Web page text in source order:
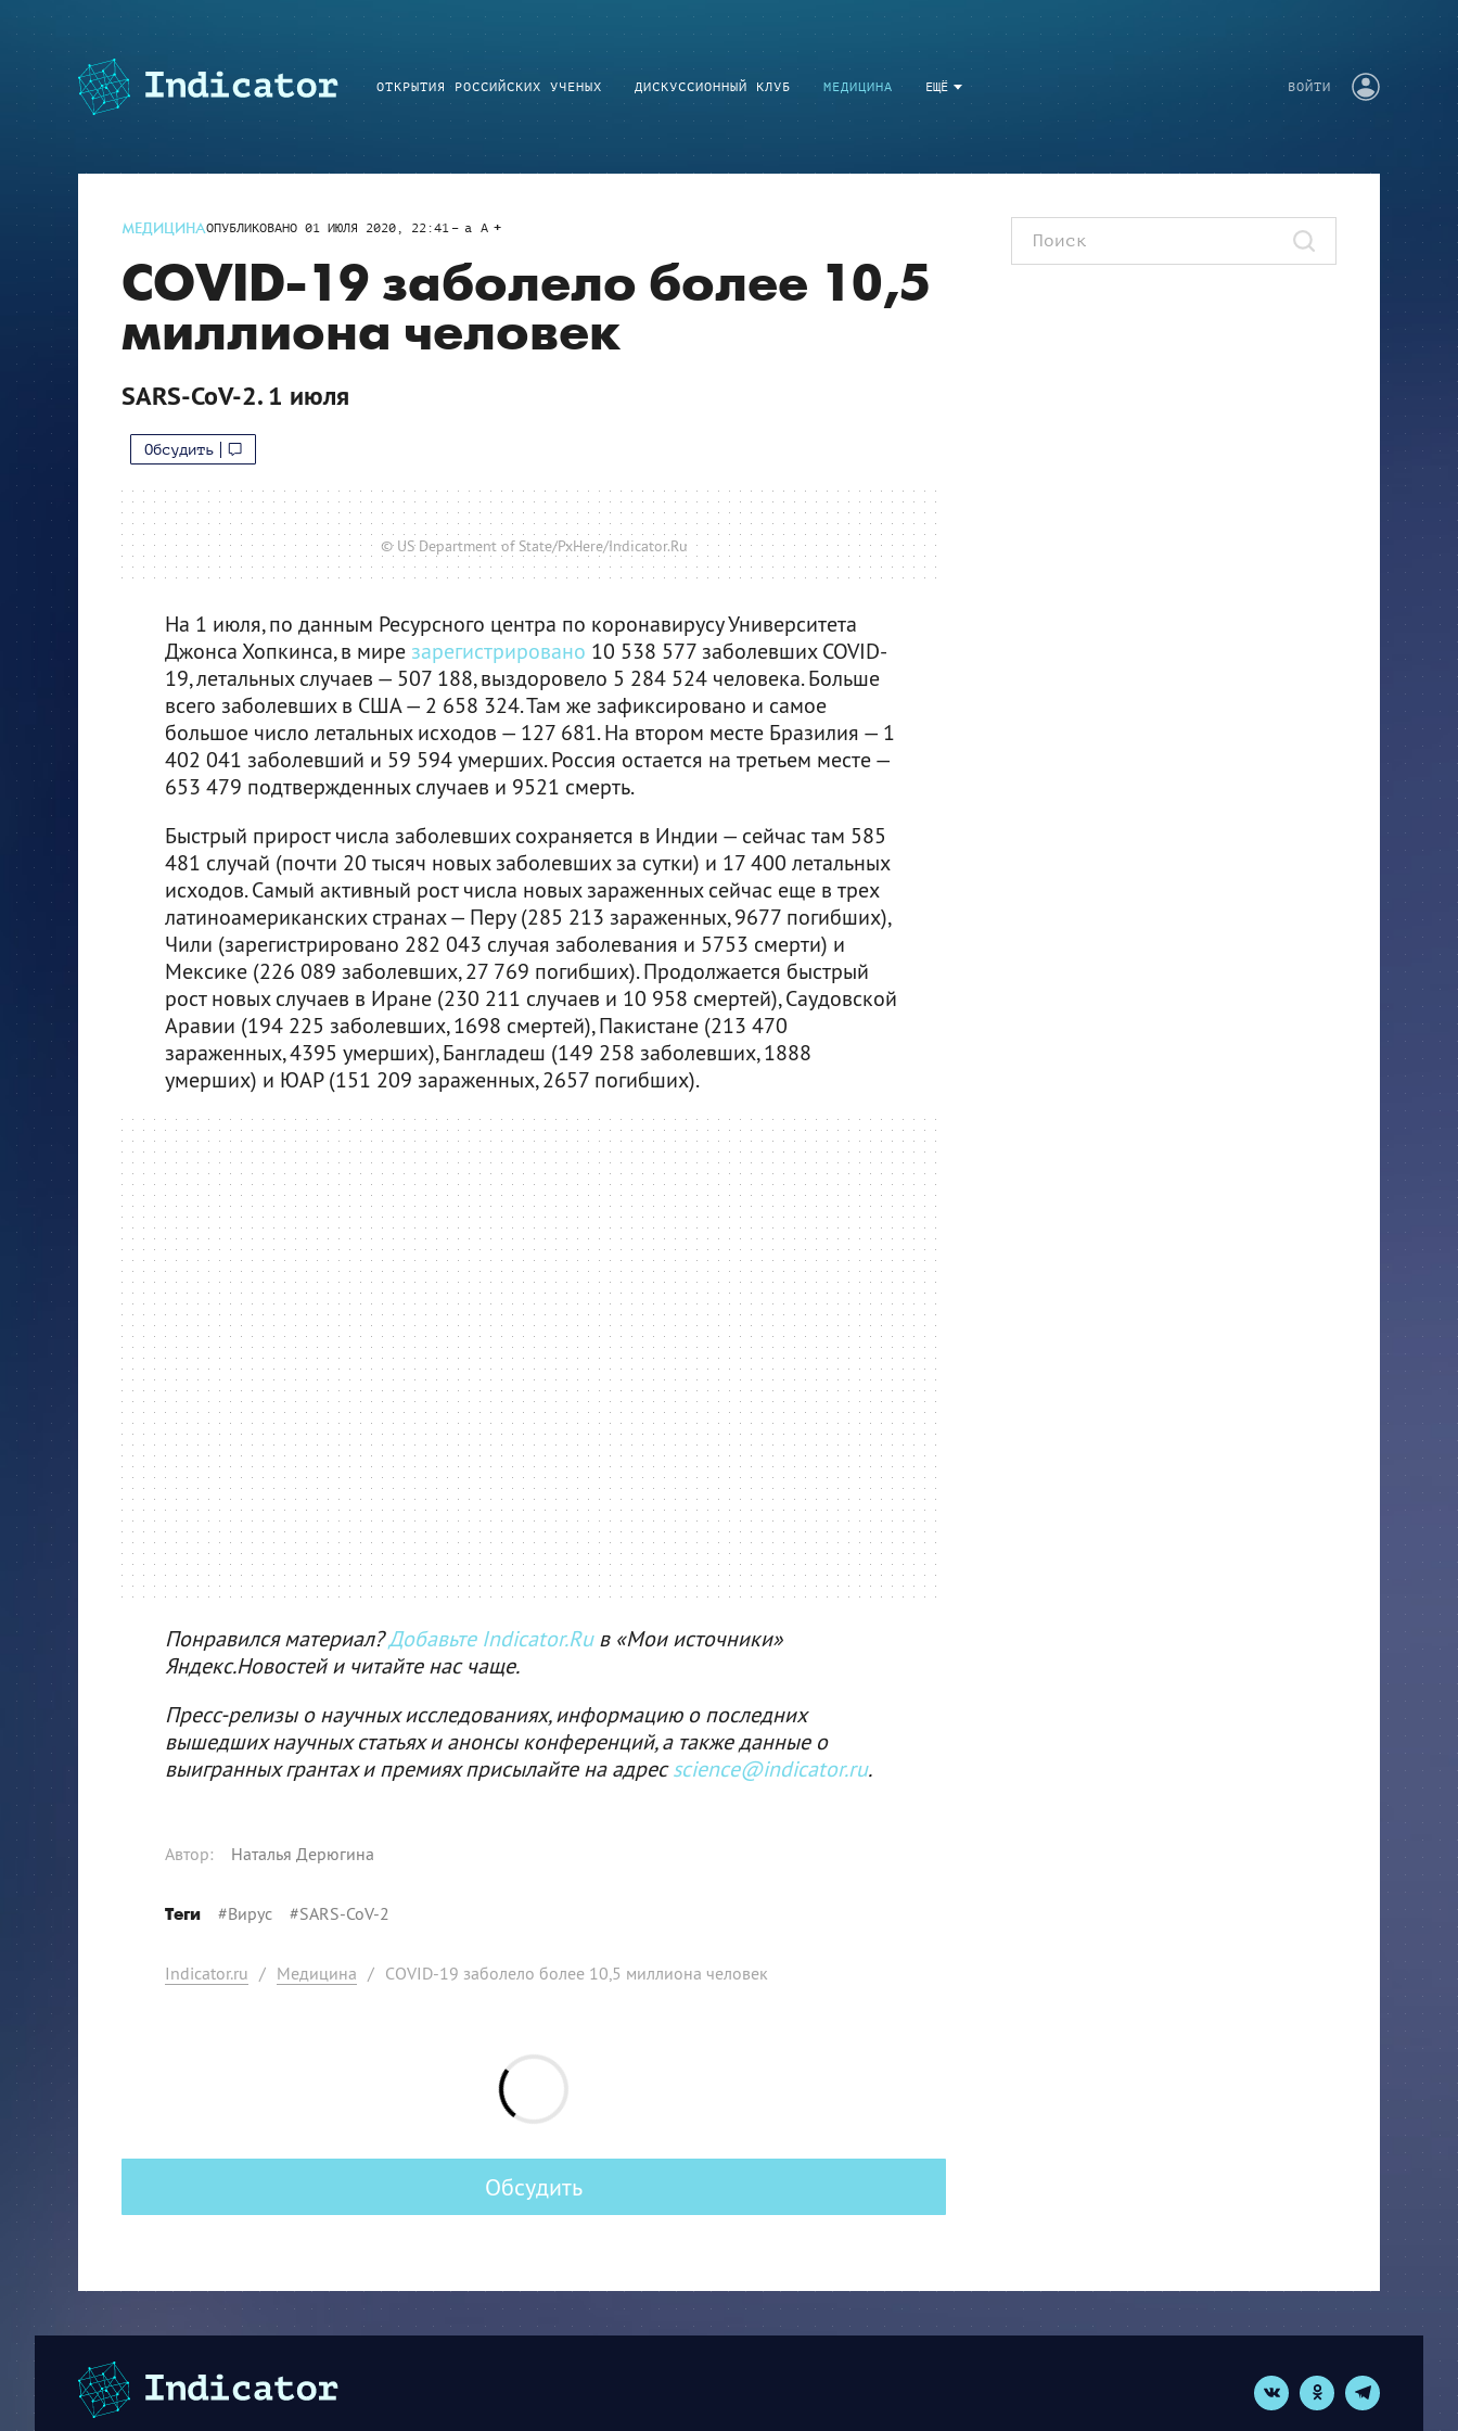
ЕЩЁ
ОТКРЫТИЯ РОССИЙСКИХ УЧЕНЫХ ДИСКУССИОННЫЙ КЛУБ МЕДИЦИНА ВОЙТИ
МЕДИЦИНАОПУБЛИКОВАНО 01 ИЮЛЯ 2020, 22:41 a A
COVID-19 заболело более 10,5
миллиона человек
SARS-CoV-2. 1 июля
Обсудить
© US Department of State/PxHere/Indicator.Ru
На 1 июля, по данным Ресурсного центра по коронавирусу Университета
Джонса Хопкинса, в мире зарегистрировано 10 538 577 заболевших COVID-
19, летальных случаев — 507 188, выздоровело 5 284 524 человека. Больше
всего заболевших в США — 2 658 324. Там же зафиксировано и самое
большое число летальных исходов — 127 681. На втором месте Бразилия — 1
402 041 заболевший и 59 594 умерших. Россия остается на третьем месте —
653 479 подтвержденных случаев и 9521 смерть.
Быстрый прирост числа заболевших сохраняется в Индии — сейчас там 585
481 случай (почти 20 тысяч новых заболевших за сутки) и 17 400 летальных
исходов. Самый активный рост числа новых зараженных сейчас еще в трех
латиноамериканских странах — Перу (285 213 зараженных, 9677 погибших),
Чили (зарегистрировано 282 043 случая заболевания и 5753 смерти) и
Мексике (226 089 заболевших, 27 769 погибших). Продолжается быстрый
рост новых случаев в Иране (230 211 случаев и 10 958 смертей), Саудовской
Аравии (194 225 заболевших, 1698 смертей), Пакистане (213 470
зараженных, 4395 умерших), Бангладеш (149 258 заболевших, 1888
умерших) и ЮАР (151 209 зараженных, 2657 погибших).
Понравился материал?Добавьте Indicator.Ruв «Мои источники»
Яндекс.Новостей и читайте нас чаще.
Пресс-релизы о научных исследованиях, информацию о последних
вышедших научных статьях и анонсы конференций, а также данные о
выигранных грантах и премиях присылайте на адресscience@indicator.ru.
Автор: Наталья Дерюгина
Теги #Вирус #SARS-CoV-2
Indicator.ru / Медицина / COVID-19 заболело более 10,5 миллиона человек
Обсудить